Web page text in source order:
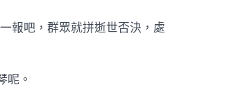
報吧，群眾就拼逝世否決，處
呢。